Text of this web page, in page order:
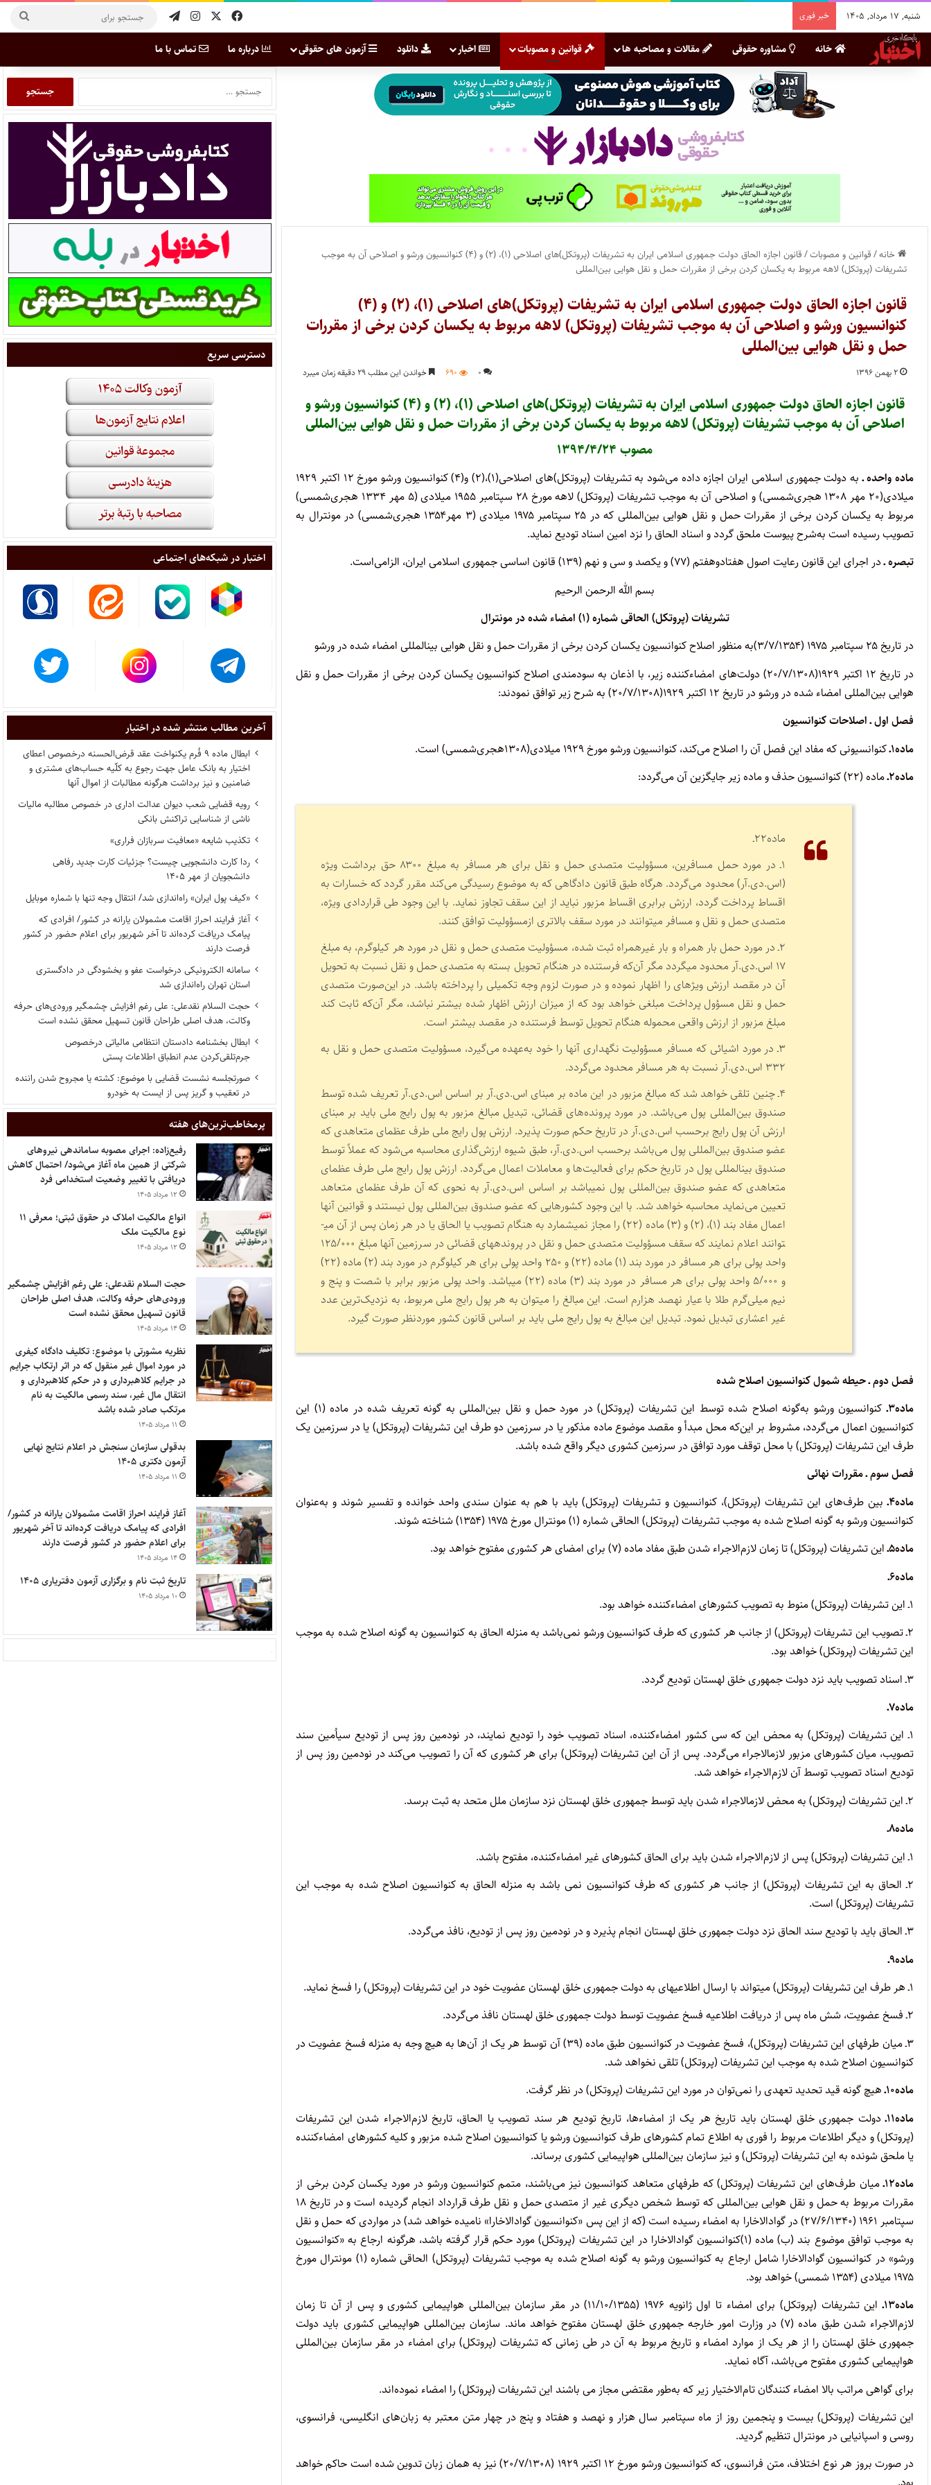
شنبه, ۱۷ مرداد, ۱۴۰۵ خبر فوری
خانه مشاوره حقوقی مقالات و مصاحبه ها قوانین و مصوبات اخبار دانلود آزمون های حقوقی درباره ما تماس با ما
خانه/قوانین و مصوبات/
قانون اجازه الحاق دولت جمهوری اسلامی ایران به تشریفات (پروتکل)های اصلاحی (۱)، (۲) و (۴) کنوانسیون ورشو و اصلاحی آن به موجب
تشریفات (پروتکل) لاهه مربوط به یکسان کردن برخی از مقررات حمل و نقل هوایی بین‌المللی
قانون اجازه الحاق دولت جمهوری اسلامی ایران به تشریفات (پروتکل)های اصلاحی (۱)، (۲) و (۴)
کنوانسیون ورشو و اصلاحی آن به موجب تشریفات (پروتکل) لاهه مربوط به یکسان کردن برخی از مقررات
حمل و نقل هوایی بین‌المللی
۲ بهمن ۱۳۹۶ ۰ ۶۹۰ خواندن این مطلب ۲۹ دقیقه زمان میبرد
قانون اجازه الحاق دولت جمهوری اسلامی ایران به تشریفات (پروتکل)های اصلاحی (۱)، (۲) و (۴) کنوانسیون ورشو و
اصلاحی آن به موجب تشریفات (پروتکل) لاهه مربوط به یکسان کردن برخی از مقررات حمل و نقل هوایی بین‌المللی
مصوب ۱۳۹۴/۴/۲۴
ماده واحده ـ
به دولت جمهوری اسلامی ایران اجازه داده می‌شود به تشریفات (پروتکل)های اصلاحی(۱)،(۲) و(۴) کنوانسیون ورشو مورخ ۱۲ اکتبر ۱۹۲۹
میلادی(۲۰ مهر ۱۳۰۸ هجری‌شمسی) و اصلاحی آن به موجب تشریفات (پروتکل) لاهه مورخ ۲۸ سپتامبر ۱۹۵۵ میلادی (۵ مهر ۱۳۳۴ هجری‌شمسی)
مربوط به یکسان کردن برخی از مقررات حمل‌ و ‌نقل هوایی بین‌المللی که در ۲۵ سپتامبر ۱۹۷۵ میلادی (۳ مهر۱۳۵۴ هجری‌شمسی) در مونترال به
تصویب رسیده است به‌شرح پیوست ملحق گردد و اسناد الحاق را نزد امین اسناد تودیع نماید.
تبصره ـدر اجرای این قانون رعایت اصول هفتادوهفتم (۷۷) و یکصد و سی و نهم (۱۳۹) قانون اساسی جمهوری اسلامی ایران، الزامی‌است.
بسم الله الرحمن الرحیم
تشریفات (پروتکل) الحاقی شماره (۱) امضاء شده در مونترال
در تاریخ ۲۵ سپتامبر ۱۹۷۵ (۳/۷/۱۳۵۴)به منظور اصلاح کنوانسیون یکسان کردن برخی از مقررات حمل و نقل هوایی بین­المللی امضاء شده در ورشو
در تاریخ ۱۲ اکتبر ۱۹۲۹(۲۰/۷/۱۳۰۸) دولت‌های امضاءکننده زیر، با اذعان به سودمندی اصلاح کنوانسیون یکسان­ کردن برخی از مقررات حمل و نقل
هوایی بین­‌المللی امضاء شده در ورشو در تاریخ ۱۲ اکتبر ۱۹۲۹(۲۰/۷/۱۳۰۸) به شرح زیر توافق نمودند:
فصل اول ـ اصلاحات کنوانسیون
ماده۱ـ کنوانسیونی که مفاد این فصل آن را اصلاح می‌کند، کنوانسیون ورشو مورخ ۱۹۲۹ میلادی(۱۳۰۸هجری‌شمسی) است.
ماده۲ـ ماده (۲۲) کنوانسیون حذف و ماده زیر جایگزین آن می­‌گردد:
ماده۲۲ـ
۱ـ در مورد حمل مسافرین، مسؤولیت متصدی حمل و نقل برای هر مسافر به مبلغ ۸۳۰۰ حق برداشت ویژه
(اس.دی.آر) محدود می­‌گردد. هرگاه طبق قانون دادگاهی که به موضوع رسیدگی می­‌کند مقرر گردد که خسارات به
اقساط پرداخت گردد، ارزش برابری اقساط مزبور نباید از این سقف تجاوز نماید. با این وجود طی قراردادی ویژه،
متصدی حمل و نقل و مسافر می­توانند در مورد سقف بالاتری ازمسؤولیت توافق کنند.
۲ـ در مورد حمل بار همراه و بار غیرهمراه ثبت شده، مسؤولیت متصدی حمل و نقل در مورد هر کیلوگرم، به مبلغ
۱۷ اس.دی.آر محدود می­گردد مگر آن‌که فرستنده در هنگام تحویل بسته به متصدی حمل و نقل نسبت به تحویل
آن در مقصد ارزش ویژه­ای را اظهار نموده و در صورت لزوم وجه تکمیلی را پرداخته باشد. در این‌صورت متصدی
حمل و نقل مسؤول پرداخت مبلغی خواهد بود که از میزان ارزش اظهار شده بیشتر نباشد، مگر آن‌که ثابت کند
مبلغ مزبور از ارزش واقعی محموله هنگام تحویل توسط فرستنده در مقصد بیشتر است.
۳ـ در مورد اشیائی که مسافر مسؤولیت نگهداری آنها را خود به‌عهده می‌گیرد، مسؤولیت متصدی حمل و نقل به
۳۳۲ اس.دی.آر نسبت به هر مسافر محدود می­‌گردد.
۴ـ چنین تلقی خواهد شد که مبالغ مزبور در این ماده بر مبنای اس.دی.آر بر اساس اس.دی.آر تعریف شده توسط
صندوق بین‌­المللی پول می‌­باشد. در مورد پرونده­‌های قضائی، تبدیل مبالغ مزبور به پول رایج ملی باید بر مبنای
ارزش آن پول رایج برحسب اس.دی.آر در تاریخ حکم صورت پذیرد. ارزش پول رایج ملی طرف عظمای متعاهدی که
عضو صندوق بین­‌المللی پول می­‌باشد برحسب اس.دی.آر، طبق شیوه ارزش‌گذاری محاسبه می‌شود که عملاً توسط
صندوق بین­المللی پول در تاریخ حکم برای فعالیت‌ها و معاملات اعمال می‌گردد. ارزش پول رایج ملی طرف عظمای
متعاهدی که عضو صندوق بین‌المللی پول نمی­باشد بر اساس اس.دی.آر به نحوی که آن طرف عظمای متعاهد
تعیین می­‌نماید محاسبه خواهد شد. با این وجود کشورهایی که عضو صندوق بین­‌ا‌‌لمللی پول نیستند و قوانین آنها
اعمال مفاد بند (۱)، (۲) و (۳) ماده (۲۲) را مجاز نمی­شمارد به هنگام تصویب یا الحاق یا در هر زمان پس از آن می­
توانند اعلام نمایند که سقف مسؤولیت متصدی حمل و نقل در پرونده­های قضائی در سرزمین آنها مبلغ ۱۲۵/۰۰۰
واحد پولی برای هر مسافر در مورد بند (۱) ماده (۲۲) و ۲۵۰ واحد پولی برای هر کیلوگرم در مورد بند (۲) ماده (۲۲)
و ۵/۰۰۰ واحد پولی برای هر مسافر در مورد بند (۳) ماده (۲۲) می­باشد. واحد پولی مزبور برابر با شصت و پنج و
نیم میلی‌گرم طلا با عیار نهصد هزارم است. این مبالغ را می­توان به هر پول رایج ملی مربوط، به نزدیک‌ترین عدد
غیر اعشاری تبدیل نمود. تبدیل این مبالغ به پول رایج ملی باید بر اساس قانون کشور موردنظر صورت گیرد.
فصل دوم ـ حیطه شمول کنوانسیون اصلاح شده
ماده۳ـ
کنوانسیون ورشو به‌گونه اصلاح شده توسط این تشریفات (پروتکل) در مورد حمل و نقل بین­‌المللی به گونه تعریف شده در ماده (۱) این
کنوانسیون اعمال می­‌گردد، مشروط بر این‌که محل مبدأ و مقصد موضوع ماده مذکور یا در سرزمین دو طرف این تشریفات (پروتکل) یا در سرزمین یک
طرف این تشریفات (پروتکل) با محل توقف مورد توافق در سرزمین کشوری دیگر واقع شده باشد.
فصل سوم ـ مقررات نهائی
ماده۴ـ
بین طرف‌های این تشریفات (پروتکل)، کنوانسیون و تشریفات (پروتکل) باید با هم به عنوان سندی واحد خوانده و تفسیر شوند و به‌عنوان
کنوانسیون ورشو به گونه اصلاح شده به موجب تشریفات (پروتکل) الحاقی شماره (۱) مونترال مورخ ۱۹۷۵ (۱۳۵۴) شناخته شوند.
ماده۵ـ
این تشریفات (پروتکل) تا زمان لازم‌الاجراء شدن طبق مفاد ماده (۷) برای امضای هر کشوری مفتوح خواهد بود.
ماده۶ـ
۱ـ این تشریفات (پروتکل) منوط به تصویب کشورهای امضاءکننده خواهد بود.
۲ـ تصویب این تشریفات (پروتکل) از جانب هر کشوری که طرف کنوانسیون ورشو نمی­‌باشد به منزله الحاق به کنوانسیون به گونه اصلاح شده به موجب
این تشریفات (پروتکل) خواهد بود.
۳ـ اسناد تصویب باید نزد دولت جمهوری خلق لهستان تودیع گردد.
ماده۷ـ
۱ـ این تشریفات (پروتکل) به محض این که سی کشور امضاءکننده، اسناد تصویب خود را تودیع نمایند، در نودمین روز پس از تودیع سی­اُمین سند
تصویب، میان کشورهای مزبور لازم­الاجراء می­‌گردد. پس از آن این تشریفات (پروتکل) برای هر کشوری که آن را تصویب می‌کند در نودمین روز پس از
تودیع اسناد تصویب توسط آن لازم‌الاجراء خواهد شد.
۲ـ این تشریفات (پروتکل) به محض لازم­الاجراء شدن باید توسط جمهوری خلق لهستان نزد سازمان ملل متحد به ثبت برسد.
ماده۸ـ
۱ـ این تشریفات (پروتکل) پس از لازم‌الاجراء شدن باید برای الحاق کشورهای غیر امضاءکننده، مفتوح باشد.
۲ـ الحاق به این تشریفات (پروتکل) از جانب هر کشوری که طرف کنوانسیون نمی­ باشد به منزله الحاق به کنوانسیون اصلاح شده به موجب این
تشریفات (پروتکل) است.
۳ـ الحاق باید با تودیع سند الحاق نزد دولت جمهوری خلق لهستان انجام پذیرد و در نودمین روز پس از تودیع، نافذ می­‌گردد.
ماده۹ـ
۱ـ هر طرف این تشریفات (پروتکل) می­تواند با ارسال اطلاعیه­ای به دولت جمهوری خلق لهستان عضویت خود در این تشریفات (پروتکل) را فسخ نماید.
۲ـ فسخ عضویت، شش ماه پس از دریافت اطلاعیه فسخ عضویت توسط دولت جمهوری خلق لهستان نافذ می­‌گردد.
۳ـ میان طرفهای این تشریفات (پروتکل)، فسخ عضویت در کنوانسیون طبق ماده (۳۹) آن توسط هر یک از آن‌ها به هیچ وجه به منزله فسخ عضویت در
کنوانسیون اصلاح شده به موجب این تشریفات (پروتکل) تلقی نخواهد شد.
ماده۱۰ـ
هیچ گونه قید تحدید تعهدی را نمی‌توان در مورد این تشریفات (پروتکل) در نظر گرفت.
ماده۱۱ـ
دولت جمهوری خلق لهستان باید تاریخ هر یک از امضاءها، تاریخ تودیع هر سند تصویب یا الحاق، تاریخ لازم‌الاجراء شدن این تشریفات
(پروتکل) و دیگر اطلاعات مربوط را فوری به اطلاع تمام کشورهای طرف کنوانسیون ورشو یا کنوانسیون اصلاح شده مزبور و کلیه کشورهای امضاءکننده
یا ملحق شونده به این تشریفات (پروتکل) و نیز سازمان بین‌المللی هواپیمایی کشوری برساند.
ماده۱۲ـ
میان طرف‌های این تشریفات (پروتکل) که طرفهای متعاهد کنوانسیون نیز می‌باشند، متمم کنوانسیون ورشو در مورد یکسان کردن برخی از
مقررات مربوط به حمل و نقل هوایی بین‌­المللی که توسط شخص دیگری غیر از متصدی حمل و نقل طرف قرارداد انجام گردیده است و در تاریخ ۱۸
سپتامبر ۱۹۶۱ (۲۷/۶/۱۳۴۰) در گوادالاخارا به امضاء رسیده است (که از این پس «کنوانسیون گوادالاخارا» نامیده خواهد شد) در مواردی که حمل و نقل
به موجب توافق موضوع بند (ب) ماده (۱)کنوانسیون گوادالاخارا در این تشریفات (پروتکل) مورد حکم قرار گرفته باشد، هرگونه ارجاع به «کنوانسیون
ورشو» در کنوانسیون گوادالاخارا شامل ارجاع به کنوانسیون ورشو به گونه اصلاح شده به موجب تشریفات (پروتکل) الحاقی شماره (۱) مونترال مورخ
۱۹۷۵ میلادی (۱۳۵۴ شمسی) خواهد بود.
ماده۱۳ـ
این تشریفات (پروتکل) برای امضاء تا اول ژانویه ۱۹۷۶ (۱۱/۱۰/۱۳۵۵) در مقر سازمان بین‌­المللی هواپیمایی کشوری و پس از آن تا زمان
لازم‌الاجراء شدن طبق ماده (۷) در وزارت امور خارجه جمهوری خلق لهستان مفتوح خواهد ماند. سازمان بین­‌المللی هواپیمایی کشوری باید دولت
جمهوری خلق لهستان را از هر یک از موارد امضاء و تاریخ مربوط به آن در طی زمانی که تشریفات (پروتکل) برای امضاء در مقر سازمان بین‌­المللی
هواپیمایی کشوری مفتوح می‌باشد، آگاه نماید.
برای گواهی مراتب بالا امضاء کنندگان تام‌­الاختیار زیر که به‌طور مقتضی مجاز می­ باشند این تشریفات (پروتکل) را امضاء نموده‌­اند.
این تشریفات (پروتکل) بیست و پنجمین روز از ماه سپتامبر سال هزار و نهصد و هفتاد و پنج در چهار متن معتبر به زبان‌های انگلیسی، فرانسوی،
روسی و اسپانیایی در مونترال تنظیم گردید.
در صورت بروز هر نوع اختلاف، متن فرانسوی، که کنوانسیون ورشو مورخ ۱۲ اکتبر ۱۹۲۹ (۲۰/۷/۱۳۰۸) نیز به همان زبان تدوین شده است حاکم خواهد
دسترسی سریع
اختبار در شبکه‌های اجتماعی
آخرین مطالب منتشر شده در اختبار
ابطال ماده ۹ فُرم یکنواخت عقد قرض‌الحسنه درخصوص اعطای
اختیار به بانک عامل جهت رجوع به کلّیه حساب‌های مشتری و
ضامنین و نیز برداشت هرگونه مطالبات از اموال آنها
رویه قضایی شعب دیوان عدالت اداری در خصوص مطالبه مالیات
ناشی از شناسایی تراکنش بانکی
تکذیب شایعه «معافیت سربازان فراری»
ردا کارت دانشجویی چیست؟ جزئیات کارت جدید رفاهی
دانشجویان از مهر ۱۴۰۵
«کیف پول ایران» راه‌اندازی شد/ انتقال وجه تنها با شماره موبایل
آغاز فرایند احراز اقامت مشمولان یارانه در کشور/ افرادی که
پیامک دریافت کرده‌اند تا آخر شهریور برای اعلام حضور در کشور
فرصت دارند
سامانه الکترونیکی درخواست عفو و بخشودگی در دادگستری
استان تهران راه‌اندازی شد
حجت السلام نقدعلی: علی رغم افزایش چشمگیر ورودی‌های حرفه
وکالت، هدف اصلی طراحان قانون تسهیل محقق نشده است
ابطال بخشنامه دادستان انتظامی مالیاتی درخصوص
جرم‌تلقی‌کردن عدم انطباق اطلاعات پستی
صورتجلسه نشست قضایی با موضوع: کشته یا مجروح شدن راننده
در تعقیب و گریز پس از ایست به خودرو
پر‌مخاطب‌ترین‌های هفته
رفیع‌زاده: اجرای مصوبه ساماندهی نیروهای
شرکتی از همین ماه آغاز می‌شود/ احتمال کاهش
دریافتی با تغییر وضعیت استخدامی فرد
۱۲ مرداد ۱۴۰۵
انواع مالکیت املاک در حقوق ثبتی؛ معرفی ۱۱
نوع مالکیت ملک
۱۲ مرداد ۱۴۰۵
حجت السلام نقدعلی: علی رغم افزایش چشمگیر
ورودی‌های حرفه وکالت، هدف اصلی طراحان
قانون تسهیل محقق نشده است
۱۴ مرداد ۱۴۰۵
نظریه مشورتی با موضوع: تکلیف دادگاه کیفری
در مورد اموال غیر منقول که در اثر ارتکاب جرایم
در جرایم کلاهبرداری و در حکم کلاهبرداری و
انتقال مال غیر، سند رسمی مالکیت به نام
مرتکب صادر شده باشد
۱۱ مرداد ۱۴۰۵
بدقولی سازمان سنجش در اعلام نتایج نهایی
آزمون دکتری ۱۴۰۵
۱۱ مرداد ۱۴۰۵
آغاز فرایند احراز اقامت مشمولان یارانه در کشور/
افرادی که پیامک دریافت کرده‌اند تا آخر شهریور
برای اعلام حضور در کشور فرصت دارند
۱۴ مرداد ۱۴۰۵
تاریخ ثبت نام و برگزاری آزمون دفتریاری ۱۴۰۵
۱۰ مرداد ۱۴۰۵